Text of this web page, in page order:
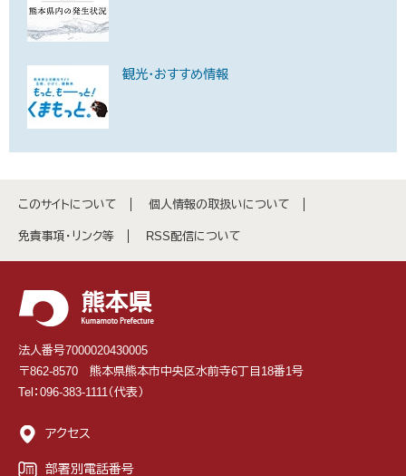
観光・おすすめ情報
このサイトについて 個人情報の取扱いについて
免責事項・リンク等 RSS配信について
法人番号7000020430005
〒862-8570 熊本県熊本市中央区水前寺6丁目18番1号
Tel：096-383-1111（代表）
アクセス
部署別電話番号